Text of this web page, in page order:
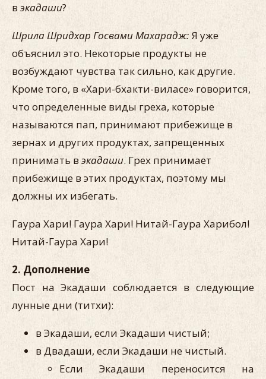
в экадаши?
Шрила Шридхар Госвами Махарадж: Я уже
объяснил это. Некоторые продукты не
возбуждают чувства так сильно, как другие.
Кроме того, в «Хари-бхакти-виласе» говорится,
что определенные виды греха, которые
называются пап, принимают прибежище в
зернах и других продуктах, запрещенных
принимать вэкадаши. Грех принимает
прибежище в этих продуктах, поэтому мы
должны их избегать.
Гаура Хари! Гаура Хари! Нитай-Гаура Харибол!
Нитай-Гаура Хари!
2. Дополнение
Пост на Экадаши соблюдается в следующие
лунные дни (титхи):
в Экадаши, если Экадаши чистый;
в Двадаши, если Экадаши не чистый.
Если Экадаши переносится на